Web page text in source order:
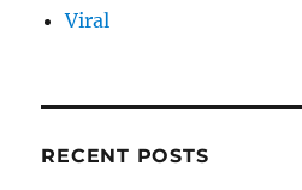
Viral
RECENT POSTS